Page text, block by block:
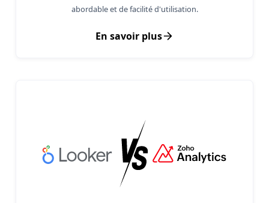
abordable et de facilité d'utilisation.
En savoir plus